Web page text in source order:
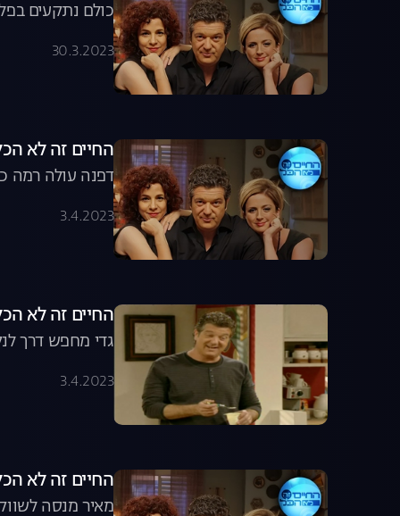
כולם נתקעים
30.3.2023
החיים זה לא הכל, עונה 8, פרק
דפנה עולה רמה
3.4.2023
החיים זה לא הכל, עונה 8,
גדי מחפש דרך
3.4.2023
החיים זה לא הכל, עונה 8, פרק
מאיר מנסה